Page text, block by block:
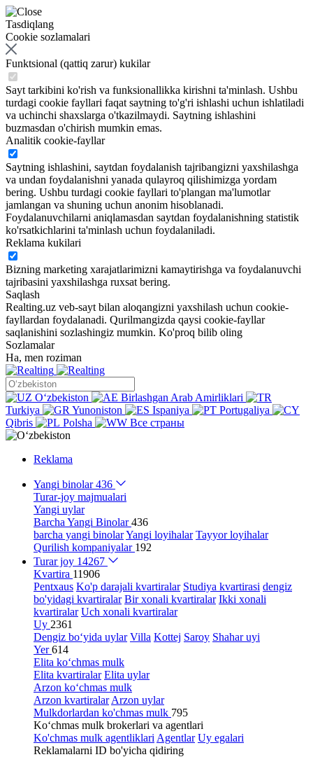
Tasdiqlang
Cookie sozlamalari
Funktsional (qattiq zarur) kukilar
Sayt tarkibini ko'rish va funksionallikka kirishni ta'minlash. Ushbu
turdagi cookie fayllari faqat saytning to'g'ri ishlashi uchun ishlatiladi
va uchinchi shaxslarga o'tkazilmaydi. Saytning ishlashini
buzmasdan o'chirish mumkin emas.
Analitik cookie-fayllar
Saytning ishlashini, saytdan foydalanish tajribangizni yaxshilashga
va undan foydalanishni yanada qulayroq qilishimizga yordam
bering. Ushbu turdagi cookie fayllari to'plangan ma'lumotlar
jamlangan va shuning uchun anonim hisoblanadi.
Foydalanuvchilarni aniqlamasdan saytdan foydalanishning statistik
ko'rsatkichlarini ta'minlash uchun foydalaniladi.
Reklama kukilari
Bizning marketing xarajatlarimizni kamaytirishga va foydalanuvchi
tajribasini yaxshilashga ruxsat bering.
Saqlash
Realting.uz veb-sayt bilan aloqangizni yaxshilash uchun cookie-
fayllardan foydalanadi. Qurilmangizda qaysi cookie-fayllar
saqlanishini sozlashingiz mumkin. Ko'proq bilib oling
Sozlamalar
Ha, men roziman
Oʻzbekiston
Birlashgan Arab Amirliklari
Turkiya
Yunoniston Ispaniya
Portugaliya
Qibris
Polsha Все страны
Reklama
Yangi binolar436
Turar-joy majmualari
Yangi uylar
Barcha Yangi Binolar436
barcha yangi binolarYangi loyihalar Tayyor loyihalar
Qurilish kompaniyalar 192
Turar joy 14267
Kvartira 11906
Pentxaus Ko'p darajali kvartiralar Studiya kvartirasi dengiz
bo'yidagi kvartiralar Bir xonali kvartiralar Ikki xonali
kvartiralar Uch xonali kvartiralar
Uy 2361
Dengiz bo‘yida uylar Villa Kottej Saroy Shahar uyi
Yer614
Elita ko‘chmas mulk
Elita kvartiralar Elita uylar
Arzon ko‘chmas mulk
Arzon kvartiralar Arzon uylar
Mulkdorlardan ko'chmas mulk 795
Ko‘chmas mulk brokerlari va agentlari
Ko'chmas mulk agentliklari Agentlar Uy egalari
Reklamalarni ID bo'yicha qidiring